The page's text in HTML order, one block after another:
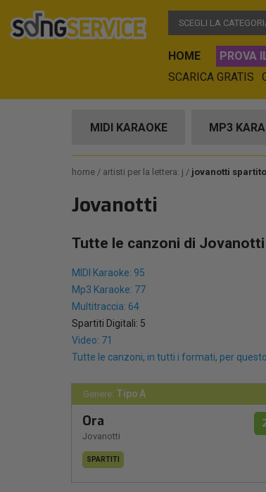
SCEGLI LA
HOME PROVA
SCARICA GRATIS
MIDI KARAOKE MP3
home artisti per la lettera: j jovanotti
Jovanotti
Tutte le canzoni di
MIDI Karaoke: 95
Mp3 Karaoke: 77
Multitraccia: 64
Spartiti Digitali: 5
Video: 71
Tutte le canzoni, in tutti i formati, per
Genere: Tipo A
Ora
Jovanotti
SPARTITI